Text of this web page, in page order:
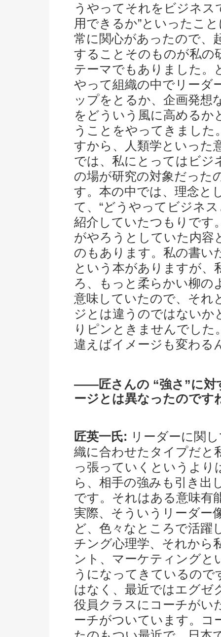
うやってそれをビジネス
用できるか”といったこ
常に関心があったので、
することそのものが私の
テーマでもありました。
やって組織の中でリーダ
ップをとるか、企画発想
をどういう風に高めるか
うことをやってきました
すから、人類学といった
では、私にとってはビジ
の場が研究の対象だった
す。本の中では、理念と
て、“どうやってビジネ
紹介していたつもりです
がやろうとしていた内容
のもあります。私の書い
という本がありますが、
ろ、もっと柔らかい柳の
意味していたので、それ
ジとは違うのではないか
りピンときませんでした
違えばイメージも変わる
――匠さんの “強さ”に対
ージとは異なったのです
匠英一氏: リーダーに関
織に合わせたタイプだと
っ張っていくというより
ら、相手の強みも引き出
です。それはある意味有
実際、そういうリーダー
ど、色々なところで活躍
チング心理学、それから
ント、マーケティングと
うになってきているの
はなく、最近ではエグゼ
役員クラスにコーチがい
ーチがついています。コ